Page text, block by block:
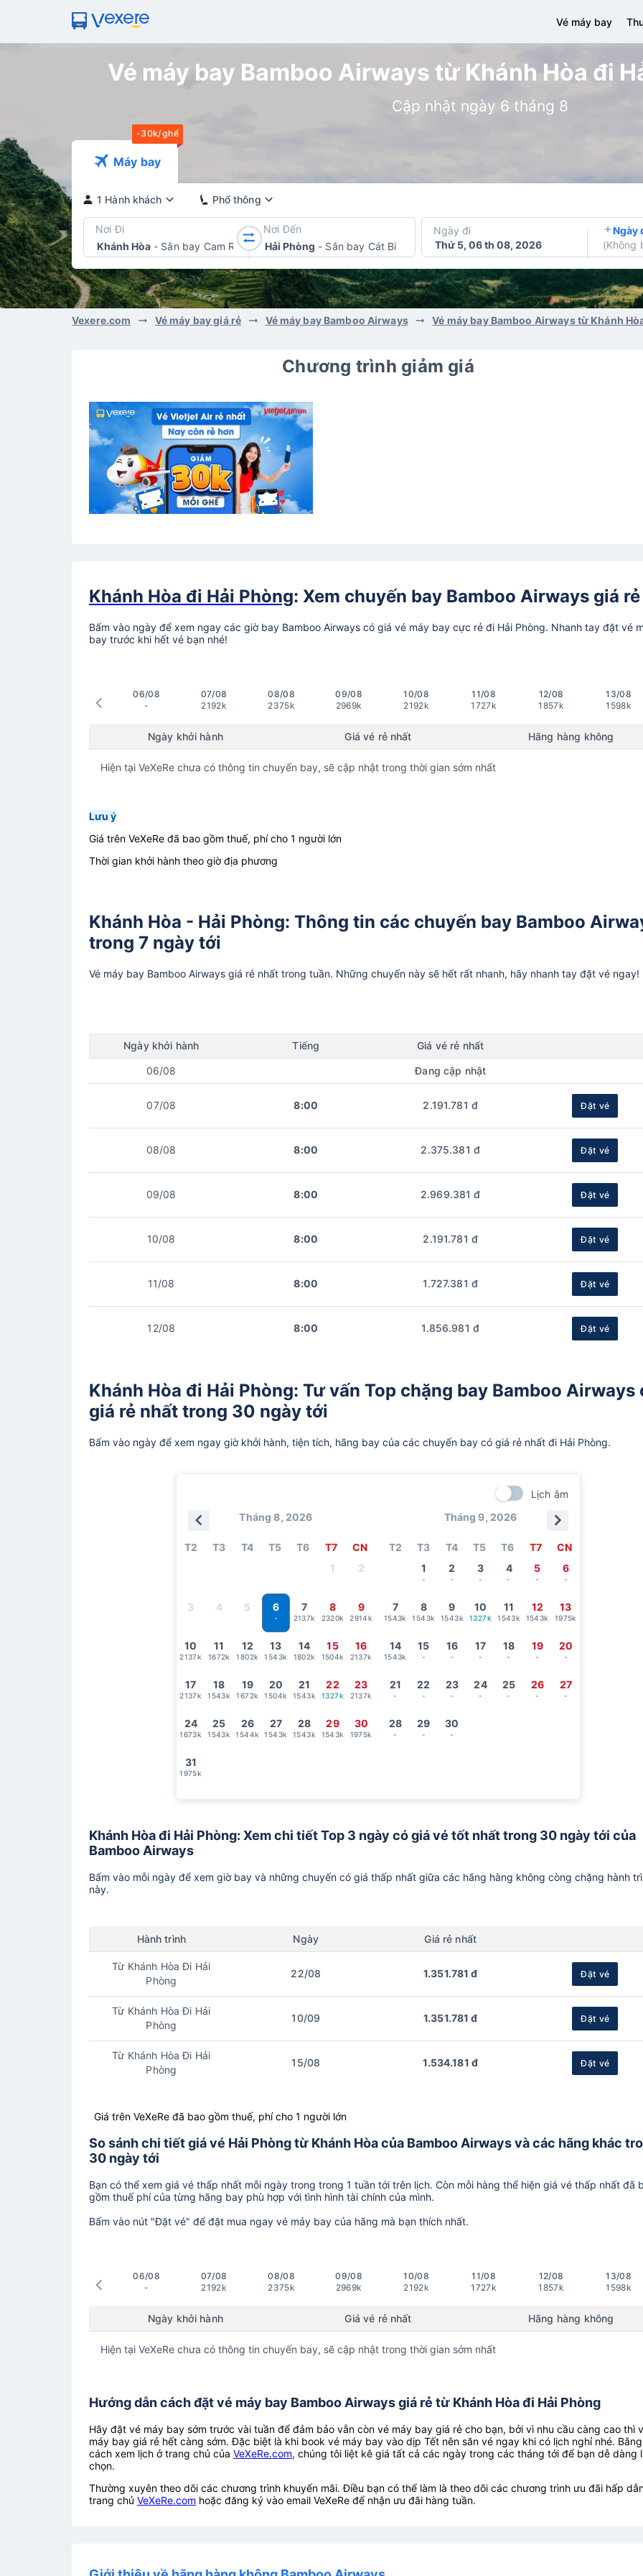
Vé máy bay
Vé máy bay Bamboo Airways từ Khánh Hòa đi
Cập nhật ngày 6 tháng 8
-30k/ghế
Máy bay
1 Hành khách Phổ thông
Nơi Đi
Khánh Hòa - Sân bay Cam Ranh
Nơi Đến
Hải Phòng - Sân bay Cát Bi
Ngày đi
Thứ 5, 06 th 08, 2026
Ngày
(Không
Vexere.com Vé máy bay giá rẻ Vé máy bay Bamboo Airways Vé máy bay Bamboo Airways từ Khánh
Chương trình giảm giá
Khánh Hòa đi Hải Phòng: Xem chuyến bay Bamboo Airways giá rẻ
Bấm vào ngày để xem ngay các giờ bay Bamboo Airways có giá vé máy bay cực rẻ đi Hải Phòng. Nhanh tay đặt vé
bay trước khi hết vé bạn nhé!
06/08
-
07/08
2192k
08/08
2375k
09/08
2969k
10/08
2192k
11/08
1727k
12/08
1857k
13/08
1598k
Ngày khởi hành Giá vé rẻ nhất Hãng hàng không
Hiện tại VeXeRe chưa có thông tin chuyến bay, sẽ cập nhật trong thời gian sớm nhất
Lưu ý
Giá trên VeXeRe đã bao gồm thuế, phí cho 1 người lớn
Thời gian khởi hành theo giờ địa phương
Khánh Hòa - Hải Phòng: Thông tin các chuyến bay Bamboo
trong 7 ngày tới
Vé máy bay Bamboo Airways giá rẻ nhất trong tuần. Những chuyến này sẽ hết rất nhanh, hãy nhanh tay đặt vé ngay!
Ngày khởi hành Tiếng Giá vé rẻ nhất
06/08 Đang cập nhật
07/08 8:00 2.191.781 đ Đặt vé
08/08 8:00 2.375.381 đ Đặt vé
09/08 8:00 2.969.381 đ Đặt vé
10/08 8:00 2.191.781 đ Đặt vé
11/08 8:00 1.727.381 đ Đặt vé
12/08 8:00 1.856.981 đ Đặt vé
Khánh Hòa đi Hải Phòng: Tư vấn Top chặng bay Bamboo Airways
giá rẻ nhất trong 30 ngày tới
Bấm vào ngày để xem ngay giờ khởi hành, tiện tích, hãng bay của các chuyến bay có giá rẻ nhất đi Hải Phòng.
Lịch âm
Tháng 8, 2026
T2 T3 T4 T5 T6 T7
CN
1
2
3 4 5 6
-
7
2137k
8
2320k
9
2914k
10
2137k
11
1672k
12
1802k
13
1543k
14
1802k
15
1504k
16
2137k
17
2137k
18
1543k
19
1672k
20
1504k
21
1543k
22
1327k
23
2137k
24
1673k
25
1543k
26
1544k
27
1543k
28
1543k
29
1543k
30
1975k
31
1975k
Tháng 9, 2026
T2 T3 T4 T5 T6 T7
CN
1
-
2
-
3
-
4
-
5
-
6
-
7
1543k
8
1543k
9
1543k
10
1327k
11
1543k
12
1543k
13
1975k
14
1543k
15
-
16
-
17
-
18
-
19
-
20
-
21
-
22
-
23
-
24
-
25
-
26
-
27
-
28
-
29
-
30
-
Khánh Hòa đi Hải Phòng: Xem chi tiết Top 3 ngày có giá vé tốt nhất trong 30 ngày tới của
Bamboo Airways
Bấm vào mỗi ngày để xem giờ bay và những chuyến có giá thấp nhất giữa các hãng hàng không còng chặng hành
này.
Hành trình Ngày Giá rẻ nhất
Từ Khánh Hòa Đi Hải
Phòng
22/08 1.351.781 đ Đặt vé
Từ Khánh Hòa Đi Hải
Phòng
10/09 1.351.781 đ Đặt vé
Từ Khánh Hòa Đi Hải
Phòng
15/08 1.534.181 đ Đặt vé
Giá trên VeXeRe đã bao gồm thuế, phí cho 1 người lớn
So sánh chi tiết giá vé Hải Phòng từ Khánh Hòa của Bamboo Airways và các hãng khác
30 ngày tới
Bạn có thể xem giá vé thấp nhất mỗi ngày trong trong 1 tuần tới trên lịch. Còn mỗi hàng thể hiện giá vé thấp nhất đã
gồm thuế phí của từng hãng bay phù hợp với tình hình tài chính của mình.
Bấm vào nút "Đặt vé" để đặt mua ngay vé máy bay của hãng mà bạn thích nhất.
06/08
-
07/08
2192k
08/08
2375k
09/08
2969k
10/08
2192k
11/08
1727k
12/08
1857k
13/08
1598k
Ngày khởi hành Giá vé rẻ nhất Hãng hàng không
Hiện tại VeXeRe chưa có thông tin chuyến bay, sẽ cập nhật trong thời gian sớm nhất
Hướng dẫn cách đặt vé máy bay Bamboo Airways giá rẻ từ Khánh Hòa đi Hải Phòng
Hãy đặt vé máy bay sớm trước vài tuần để đảm bảo vẫn còn vé máy bay giá rẻ cho bạn, bởi vì nhu cầu càng cao thì
máy bay giá rẻ hết càng sớm. Đặc biệt là khi book vé máy bay vào dịp Tết nên săn vé ngay khi có lịch nghỉ nhé. Bằng
cách xem lịch ở trang chủ của VeXeRe.com, chúng tôi liệt kê giá tất cả các ngày trong các tháng tới để bạn dễ dàng
chọn.
Thường xuyên theo dõi các chương trình khuyến mãi. Điều bạn có thể làm là theo dõi các chương trình ưu đãi hấp
trang chủ VeXeRe.com hoặc đăng ký vào email VeXeRe để nhận ưu đãi hàng tuần.